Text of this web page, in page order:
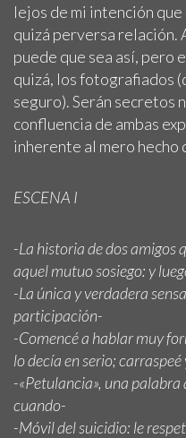
lejos de mi intención
quizá perversa relación.
puede que sea así, pero
quizá, los fotografiados
seguro). Serán secretos
confluencia de ambas
inherente al mero hecho
ESCENA I
-La historia de dos amigos
aquel mutuo sosiego: y
-La única y verdadera
participación-
-Comencé a hablar muy
lo decía en serio;
-«Petulancia», una palabra
cuando-
-Móvil del suicidio: le